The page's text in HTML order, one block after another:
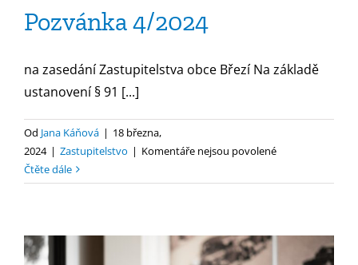
Pozvánka 4/2024
na zasedání Zastupitelstva obce Březí Na základě
ustanovení § 91 [...]
Od Jana Káňová | 18 března,
2024 | Zastupitelstvo | Komentáře nejsou povolenéu
s
Čtěte dále